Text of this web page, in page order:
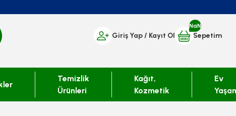
Giriş Yap/ Kayıt Ol
NaN
Sepetim
Temizlik
Ürünleri
Kağıt,
Kozmetik
Ev